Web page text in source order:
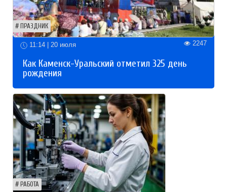
ПРАЗДНИК
11:14 | 20 июля 2247
Как Каменск-Уральский отметил 325 день
рождения
РАБОТА